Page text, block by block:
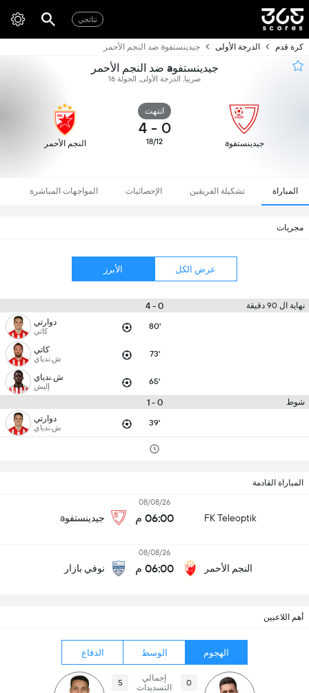
نتائجي
كرة قدم الدرجة الأولى جيدينستفوa ضد النجم الأحمر
جيدينستفوa ضد النجم الأحمر
صربيا, الدرجة الأولى, الجولة 16
جيدينستفوa
انتهت
0
-
4
18/12 النجم الأحمر
المباراة تشكيلة الفريقين الإحصائيات المواجهات المباشرة
مجريات
عرض الكل الأبرز
نهاية ال 90 دقيقة 0 - 4
80' دوارتي
كاتي
73' كاتي
ش.ندياي
65' ش.ندياي
إليش
شوط 0 - 1
39' دوارتي
ش.ندياي
المباراة القادمة
FK Teleoptik
08/08/26
06:00 م جيدينستفوa
النجم الأحمر
08/08/26
06:00 م نوفي بازار
أهم اللاعبين
الهجوم الوسط الدفاع
0
إجمالي
التسديدات
5